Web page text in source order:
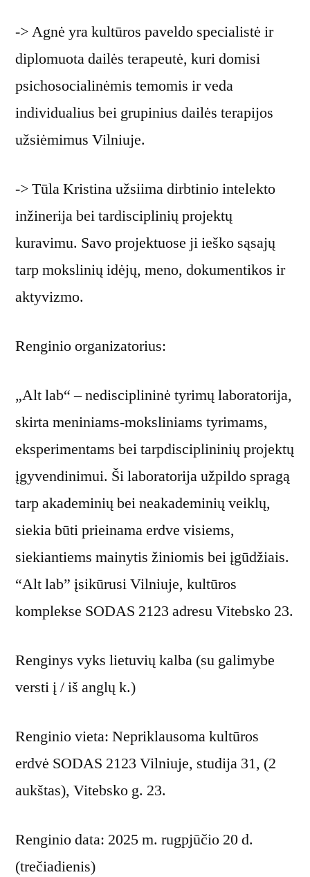
-> Agnė yra kultūros paveldo specialistė ir
diplomuota dailės terapeutė, kuri domisi
psichosocialinėmis temomis ir veda
individualius bei grupinius dailės terapijos
užsiėmimus Vilniuje.
-> Tūla Kristina užsiima dirbtinio intelekto
inžinerija bei tardisciplinių projektų
kuravimu. Savo projektuose ji ieško sąsajų
tarp mokslinių idėjų, meno, dokumentikos ir
aktyvizmo.
Renginio organizatorius:
„Alt lab“ – nedisciplininė tyrimų laboratorija,
skirta meniniams-moksliniams tyrimams,
eksperimentams bei tarpdisciplininių projektų
įgyvendinimui. Ši laboratorija užpildo spragą
tarp akademinių bei neakademinių veiklų,
siekia būti prieinama erdve visiems,
siekiantiems mainytis žiniomis bei įgūdžiais.
“Alt lab” įsikūrusi Vilniuje, kultūros
komplekse SODAS 2123 adresu Vitebsko 23.
Renginys vyks lietuvių kalba (su galimybe
versti į / iš anglų k.)
Renginio vieta: Nepriklausoma kultūros
erdvė SODAS 2123 Vilniuje, studija 31, (2
aukštas), Vitebsko g. 23.
Renginio data: 2025 m. rugpjūčio 20 d.
(trečiadienis)